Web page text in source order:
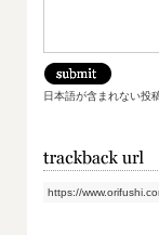
日本語が含まれない投
https://